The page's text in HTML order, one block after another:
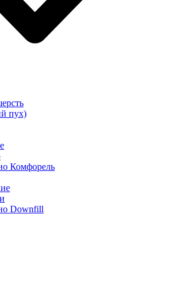
пух)
Комфорель
Downfill